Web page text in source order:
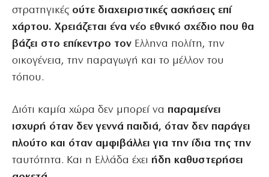
στρατηγικές ούτε διαχειριστικές ασκήσεις επί
χάρτου. Χρειάζεται ένα νέο εθνικό σχέδιο που θα
βάζει στο επίκεντρο τον Ελληνα πολίτη, την
οικογένεια, την παραγωγή και το μέλλον του
τόπου.
Διότι καμία χώρα δεν μπορεί να παραμείνει
ισχυρή όταν δεν γεννά παιδιά, όταν δεν παράγει
πλούτο και όταν αμφιβάλλει για την ίδια της την
ταυτότητα. Και η Ελλάδα έχει ήδη καθυστερήσει